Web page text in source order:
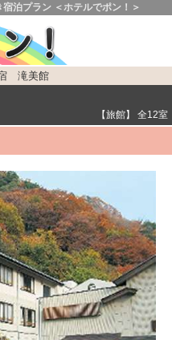
泊プラン ＜ホテルでポン！＞
滝美館
【旅館】 全12室